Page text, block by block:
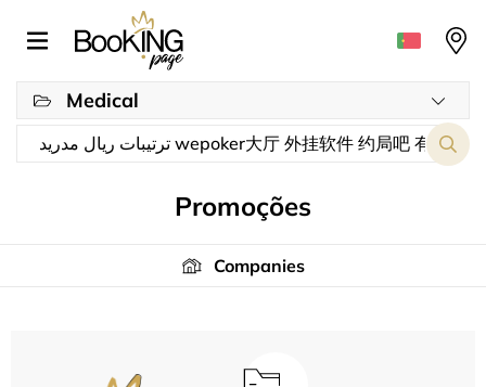
Medical
Promoções
Companies